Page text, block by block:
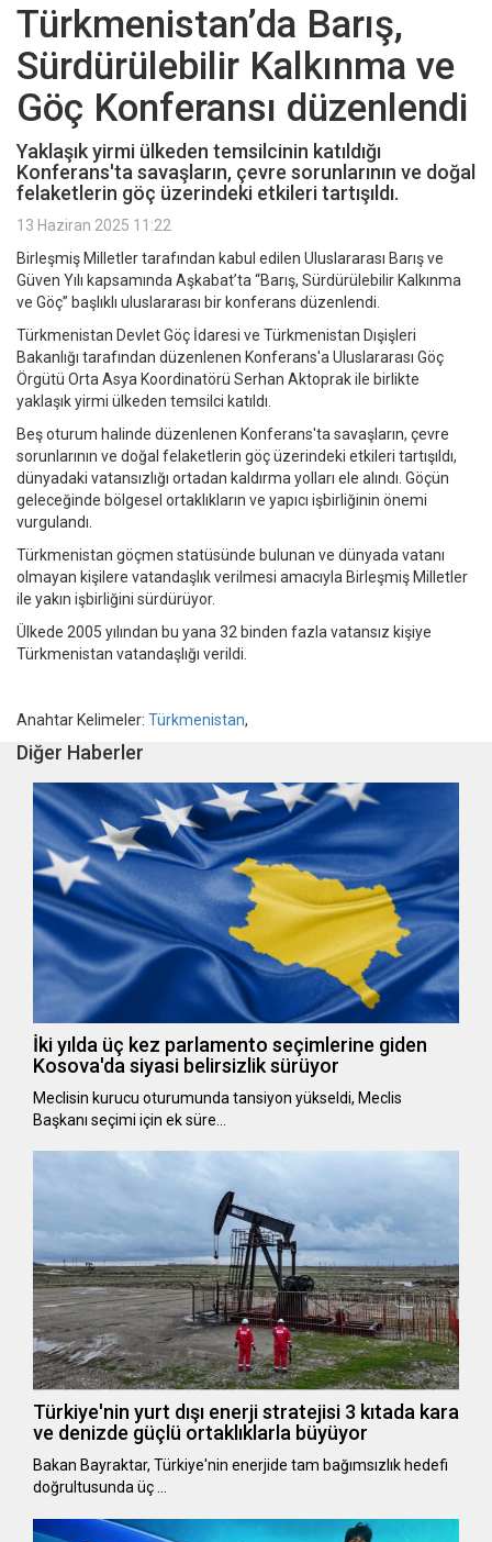
Türkmenistan’da Barış,
Sürdürülebilir Kalkınma ve
Göç Konferansı düzenlendi
Yaklaşık yirmi ülkeden temsilcinin katıldığı
Konferans'ta savaşların, çevre sorunlarının ve doğal
felaketlerin göç üzerindeki etkileri tartışıldı.
13 Haziran 2025 11:22
Birleşmiş Milletler tarafından kabul edilen Uluslararası Barış ve
Güven Yılı kapsamında Aşkabat’ta “Barış, Sürdürülebilir Kalkınma
ve Göç” başlıklı uluslararası bir konferans düzenlendi.
Türkmenistan Devlet Göç İdaresi ve Türkmenistan Dışişleri
Bakanlığı tarafından düzenlenen Konferans'a Uluslararası Göç
Örgütü Orta Asya Koordinatörü Serhan Aktoprak ile birlikte
yaklaşık yirmi ülkeden temsilci katıldı.
Beş oturum halinde düzenlenen Konferans'ta savaşların, çevre
sorunlarının ve doğal felaketlerin göç üzerindeki etkileri tartışıldı,
dünyadaki vatansızlığı ortadan kaldırma yolları ele alındı. Göçün
geleceğinde bölgesel ortaklıkların ve yapıcı işbirliğinin önemi
vurgulandı.
Türkmenistan göçmen statüsünde bulunan ve dünyada vatanı
olmayan kişilere vatandaşlık verilmesi amacıyla Birleşmiş Milletler
ile yakın işbirliğini sürdürüyor.
Ülkede 2005 yılından bu yana 32 binden fazla vatansız kişiye
Türkmenistan vatandaşlığı verildi.
Anahtar Kelimeler: Türkmenistan,
Diğer Haberler
İki yılda üç kez parlamento seçimlerine giden
Kosova'da siyasi belirsizlik sürüyor
Meclisin kurucu oturumunda tansiyon yükseldi, Meclis
Başkanı seçimi için ek süre…
Türkiye'nin yurt dışı enerji stratejisi 3 kıtada kara
ve denizde güçlü ortaklıklarla büyüyor
Bakan Bayraktar, Türkiye'nin enerjide tam bağımsızlık hedefi
doğrultusunda üç …